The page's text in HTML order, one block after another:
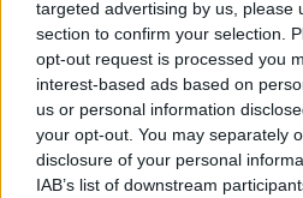
targeted advertising by us, please
section to confirm your selection.
opt-out request is processed you
interest-based ads based on
us or personal information
your opt-out. You may separately
disclosure of your personal
IAB’s list of downstream
Τί είπε στη Συνέντευξη
Αλεξάνδρειας Π. Γκυρίνης